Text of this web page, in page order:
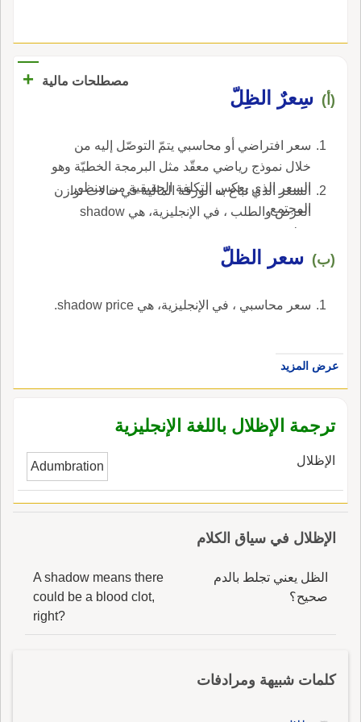
مصطلحات مالية +
(أ) سِعرٌ الظِلّ
سعر افتراضي أو محاسبي يتمّ التوصّل إليه من
خلال نموذج رياضي معقّد مثل البرمجة الخطيّة وهو
السعر الذي يعكس التكلفة الحقيقية من منظور
المجتمع.
السعر الذي تباع به الورقة المالية في حالات توازن
العرض والطلب ، في الإنجليزية، هي shadow
price.
(ب) سعر الظلّ
سعر محاسبي ، في الإنجليزية، هي shadow price.
عرض المزيد
ترجمة الإظلال باللغة الإنجليزية
الإظلال Adumbration
الإظلال في سياق الكلام
الظل يعني تجلط بالدم
صحيح؟
A shadow means there
could be a blood clot,
right?
كلمات شبيهة ومرادفات